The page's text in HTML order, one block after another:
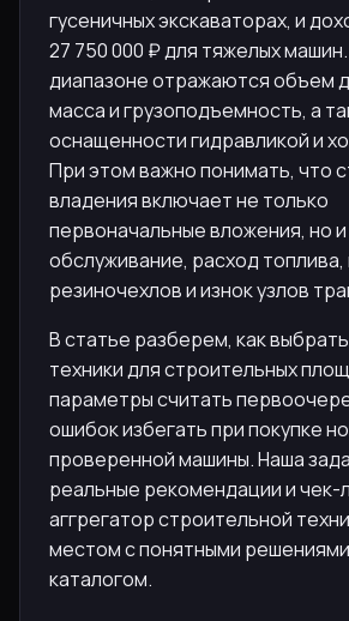
гусеничных экскаваторах, и
27 750 000 ₽ для тяжелых
диапазоне отражаются объем
масса и грузоподъемность, а
оснащенности гидравликой и
При этом важно понимать, что
владения включает не только
первоначальные вложения, но и
обслуживание, расход топлива,
резиночехлов и изнок узлов
В статье разберем, как
техники для строительных
параметры считать
ошибок избегать при покупке
проверенной машины. Наша
реальные рекомендации и чек-
аггрегатор строительной
местом с понятными
каталогом.